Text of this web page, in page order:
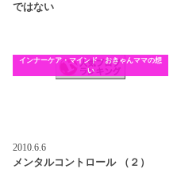
ではない
インナーケア・マインド・おきゃんママの想
い
2010.6.6
メンタルコントロール （２）